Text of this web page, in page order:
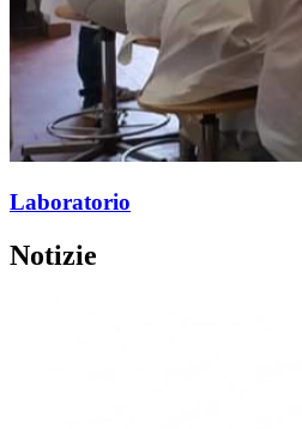
Laboratorio
Notizie